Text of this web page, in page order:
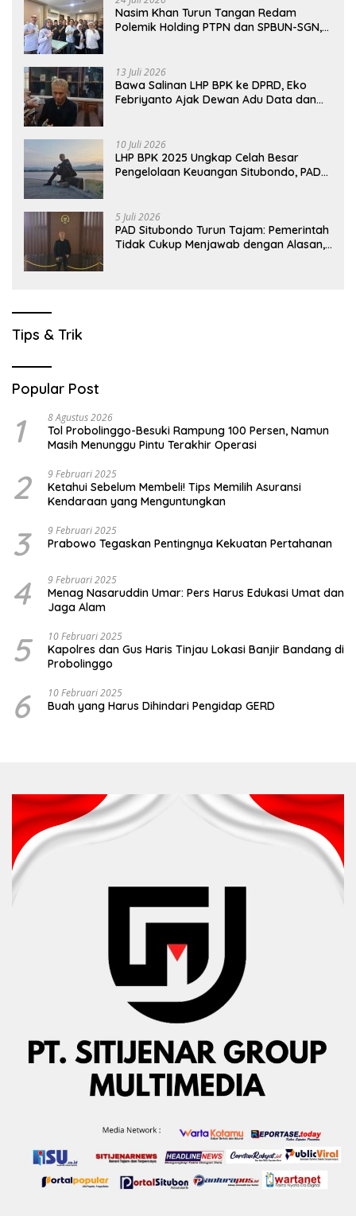
Nasim Khan Turun Tangan Redam
Polemik Holding PTPN dan SPBUN-SGN,
13 Juli 2026
Bawa Salinan LHP BPK ke DPRD, Eko
Febriyanto Ajak Dewan Adu Data dan
10 Juli 2026
LHP BPK 2025 Ungkap Celah Besar
Pengelolaan Keuangan Situbondo, PAD
5 Juli 2026
PAD Situbondo Turun Tajam: Pemerintah
Tidak Cukup Menjawab dengan Alasan,
Tips & Trik
Popular Post
1 8 Agustus 2026
Tol Probolinggo-Besuki Rampung 100 Persen, Namun
Masih Menunggu Pintu Terakhir Operasi
2 9 Februari 2025
Ketahui Sebelum Membeli! Tips Memilih Asuransi
Kendaraan yang Menguntungkan
3 9 Februari 2025
Prabowo Tegaskan Pentingnya Kekuatan Pertahanan
4 9 Februari 2025
Menag Nasaruddin Umar: Pers Harus Edukasi Umat dan
Jaga Alam
5 10 Februari 2025
Kapolres dan Gus Haris Tinjau Lokasi Banjir Bandang di
Probolinggo
6 10 Februari 2025
Buah yang Harus Dihindari Pengidap GERD